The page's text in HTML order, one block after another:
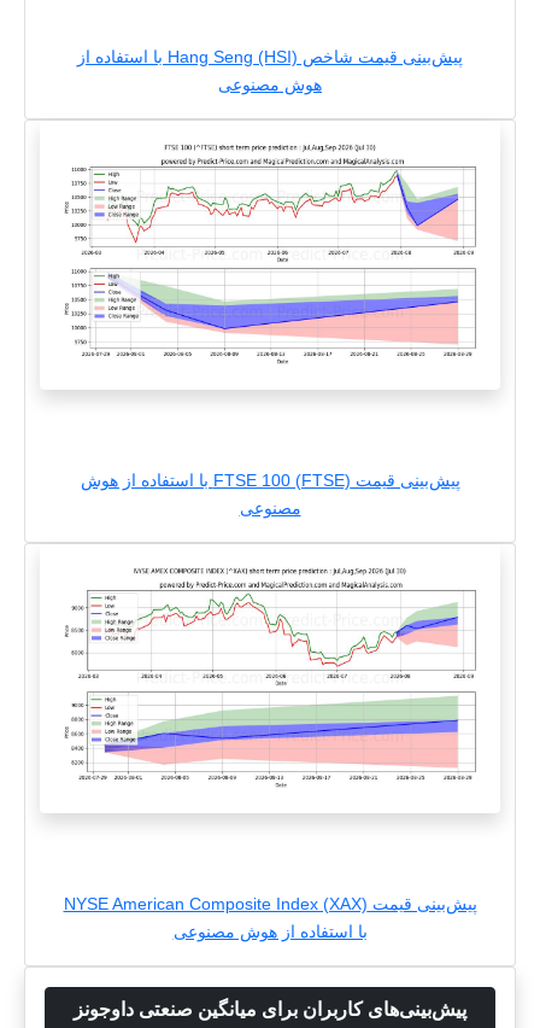
پیش‌بینی قیمت شاخص Hang Seng (HSI) با استفاده از
هوش مصنوعی
پیش‌بینی قیمت FTSE 100 (FTSE) با استفاده از هوش
مصنوعی
پیش‌بینی قیمت NYSE American Composite Index (XAX)
با استفاده از هوش مصنوعی
پیش‌بینی‌های کاربران برای میانگین صنعتی داوجونز